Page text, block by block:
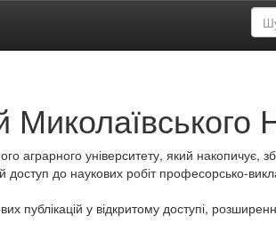
Миколаївського
аграрного університету, який накопичує,
доступ до наукових робіт професорсько-
у відкритому доступі,